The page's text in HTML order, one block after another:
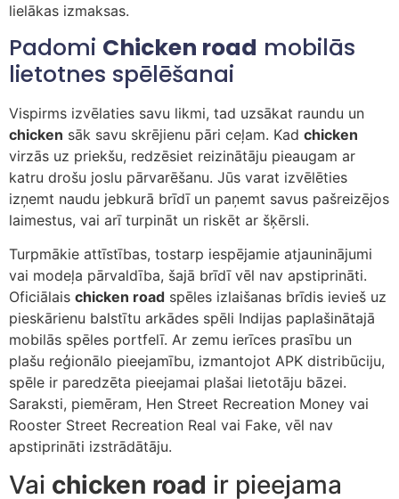
lielākas izmaksas.
Padomi Chicken road mobilās
lietotnes spēlēšanai
Vispirms izvēlaties savu likmi, tad uzsākat raundu un
chicken sāk savu skrējienu pāri ceļam. Kad chicken
virzās uz priekšu, redzēsiet reizinātāju pieaugam ar
katru drošu joslu pārvarēšanu. Jūs varat izvēlēties
izņemt naudu jebkurā brīdī un paņemt savus pašreizējos
laimestus, vai arī turpināt un riskēt ar šķērsli.
Turpmākie attīstības, tostarp iespējamie atjauninājumi
vai modeļa pārvaldība, šajā brīdī vēl nav apstiprināti.
Oficiālais chicken road spēles izlaišanas brīdis ievieš uz
pieskārienu balstītu arkādes spēli Indijas paplašinātajā
mobilās spēles portfelī. Ar zemu ierīces prasību un
plašu reģionālo pieejamību, izmantojot APK distribūciju,
spēle ir paredzēta pieejamai plašai lietotāju bāzei.
Saraksti, piemēram, Hen Street Recreation Money vai
Rooster Street Recreation Real vai Fake, vēl nav
apstiprināti izstrādātāju.
Vai chicken road ir pieejama